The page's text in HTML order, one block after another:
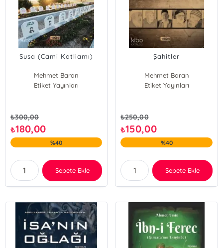
Susa (Cami Katliamı)
Mehmet Baran
Etiket Yayınları
₺300,00
₺180,00
%40
Sepete Ekle
Şahitler
Mehmet Baran
Etiket Yayınları
₺250,00
₺150,00
%40
Sepete Ekle